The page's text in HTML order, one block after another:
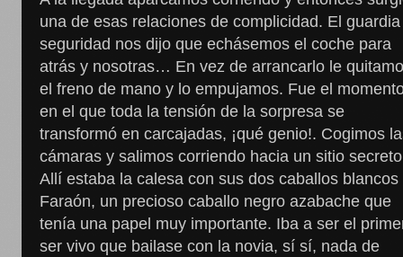
una de esas relaciones de complicidad. El
seguridad nos dijo que echásemos el coche para
atrás y nosotras… En vez de arrancarlo le
el freno de mano y lo empujamos. Fue el
en el que toda la tensión de la sorpresa se
transformó en carcajadas, ¡qué genio!. Cogimos
cámaras y salimos corriendo hacia un sitio
Allí estaba la calesa con sus dos caballos blancos
Faraón, un precioso caballo negro azabache que
tenía una papel muy importante. Iba a ser el
ser vivo que bailase con la novia, sí sí, nada de